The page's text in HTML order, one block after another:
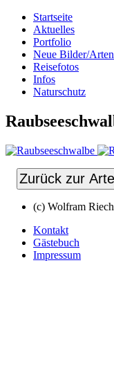
Startseite
Aktuelles
Portfolio
Neue Bilder/
Reisefotos
Infos
Naturschutz
Zurück zur
(c) Wolfram
Kontakt
Gästebuch
Impressum